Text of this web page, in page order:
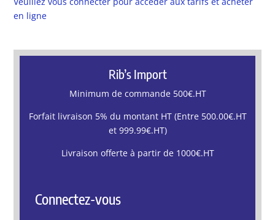
en ligne
Rib’s Import
Minimum de commande 500€.HT
Forfait livraison 5% du montant HT (Entre 500.00€.HT
et 999.99€.HT)
Livraison offerte à partir de 1000€.HT
Connectez-vous